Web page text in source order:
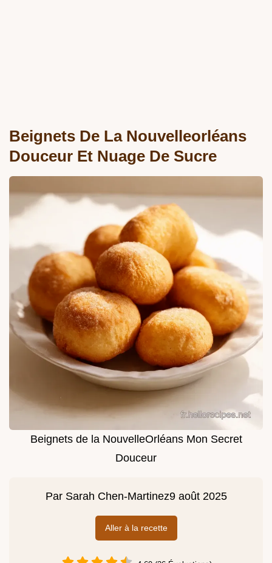
Beignets De La Nouvelleorléans
Douceur Et Nuage De Sucre
Beignets de la NouvelleOrléans Mon Secret
Douceur
Par Sarah Chen-Martinez9 août 2025
Aller à la recette